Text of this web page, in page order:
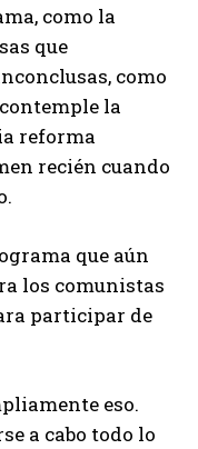
como la
que
como
la
reforma
recién cuando
que aún
los comunistas
participar de
eso.
a cabo todo lo